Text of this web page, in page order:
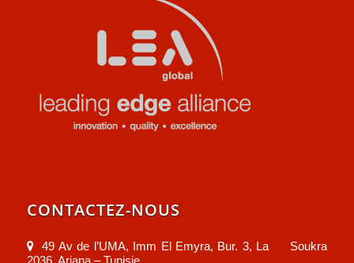
CONTACTEZ-NOUS
49 Av de l’UMA, Imm El Emyra, Bur. 3, La Soukra
2036, Ariana – Tunisie